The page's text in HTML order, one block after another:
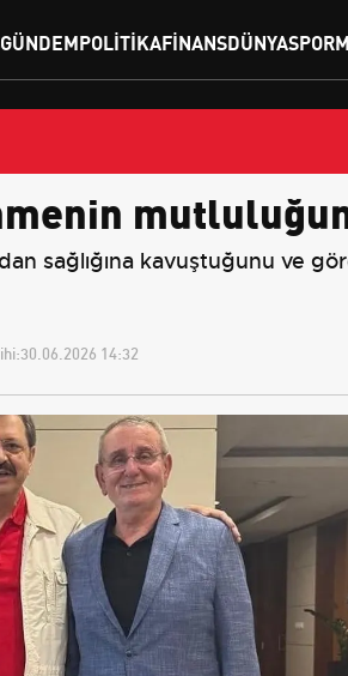
GÜNDEMPOLITIKAFINANSDÜNYASPOR
sağlığına kavuştuğunu ve
30.06.2026 14:32